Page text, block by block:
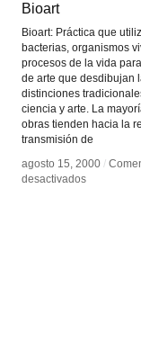
Bioart
Bioart: Práctica que
bacterias, organismos
procesos de la vida
de arte que desdibujan
distinciones
ciencia y arte. La
obras tienden hacia la
transmisión de
agosto 15, 2000 /
desactivadosen
Bioart
agosto 15, 2000 /
desactivadosen